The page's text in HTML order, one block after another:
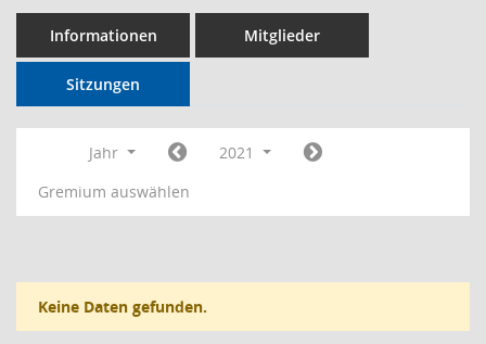
Informationen Mitglieder
Sitzungen
Jahr
2021
Gremium auswählen
Keine Daten gefunden.